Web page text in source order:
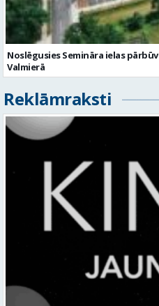
Noslēgusies Semināra ielas
Valmierā
Reklāmraksti